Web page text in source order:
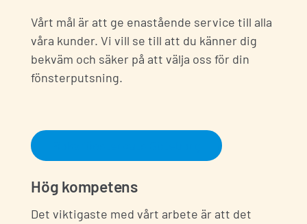
Vårt mål är att ge enastående service till alla
våra kunder. Vi vill se till att du känner dig
bekväm och säker på att välja oss för din
fönsterputsning.
Hög kompetens
Det viktigaste med vårt arbete är att det